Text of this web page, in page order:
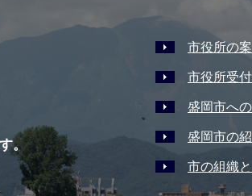
。
市役所の
市役所受
盛岡市へ
盛岡市の
市の組織